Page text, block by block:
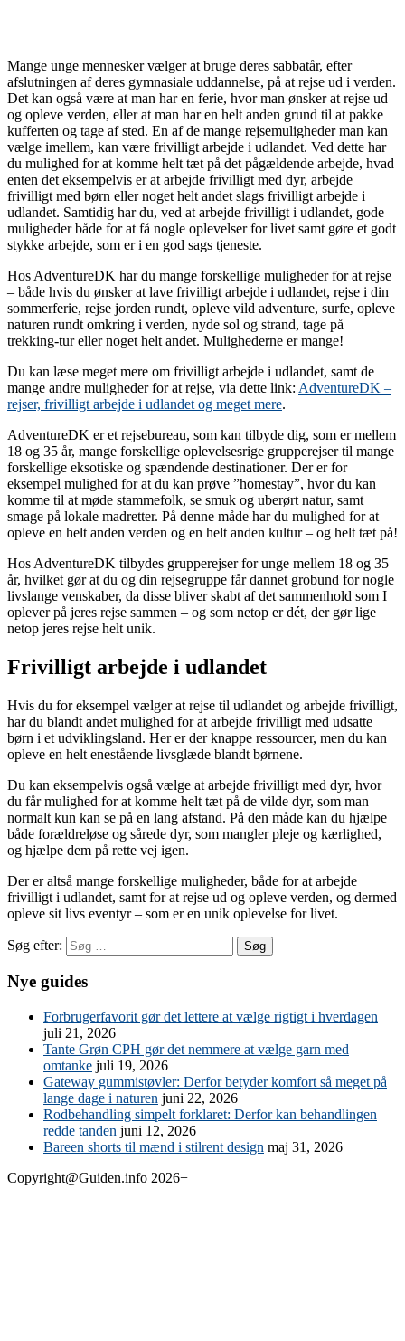
Mange unge mennesker vælger at bruge deres sabbatår, efter
afslutningen af deres gymnasiale uddannelse, på at rejse ud i verden.
Det kan også være at man har en ferie, hvor man ønsker at rejse ud
og opleve verden, eller at man har en helt anden grund til at pakke
kufferten og tage af sted. En af de mange rejsemuligheder man kan
vælge imellem, kan være frivilligt arbejde i udlandet. Ved dette har
du mulighed for at komme helt tæt på det pågældende arbejde, hvad
enten det eksempelvis er at arbejde frivilligt med dyr, arbejde
frivilligt med børn eller noget helt andet slags frivilligt arbejde i
udlandet. Samtidig har du, ved at arbejde frivilligt i udlandet, gode
muligheder både for at få nogle oplevelser for livet samt gøre et godt
stykke arbejde, som er i en god sags tjeneste.
Hos AdventureDK har du mange forskellige muligheder for at rejse
– både hvis du ønsker at lave frivilligt arbejde i udlandet, rejse i din
sommerferie, rejse jorden rundt, opleve vild adventure, surfe, opleve
naturen rundt omkring i verden, nyde sol og strand, tage på
trekking-tur eller noget helt andet. Mulighederne er mange!
Du kan læse meget mere om frivilligt arbejde i udlandet, samt de
mange andre muligheder for at rejse, via dette link: AdventureDK –
rejser, frivilligt arbejde i udlandet og meget mere.
AdventureDK er et rejsebureau, som kan tilbyde dig, som er mellem
18 og 35 år, mange forskellige oplevelsesrige grupperejser til mange
forskellige eksotiske og spændende destinationer. Der er for
eksempel mulighed for at du kan prøve ”homestay”, hvor du kan
komme til at møde stammefolk, se smuk og uberørt natur, samt
smage på lokale madretter. På denne måde har du mulighed for at
opleve en helt anden verden og en helt anden kultur – og helt tæt på!
Hos AdventureDK tilbydes grupperejser for unge mellem 18 og 35
år, hvilket gør at du og din rejsegruppe får dannet grobund for nogle
livslange venskaber, da disse bliver skabt af det sammenhold som I
oplever på jeres rejse sammen – og som netop er dét, der gør lige
netop jeres rejse helt unik.
Frivilligt arbejde i udlandet
Hvis du for eksempel vælger at rejse til udlandet og arbejde frivilligt,
har du blandt andet mulighed for at arbejde frivilligt med udsatte
børn i et udviklingsland. Her er der knappe ressourcer, men du kan
opleve en helt enestående livsglæde blandt børnene.
Du kan eksempelvis også vælge at arbejde frivilligt med dyr, hvor
du får mulighed for at komme helt tæt på de vilde dyr, som man
normalt kun kan se på en lang afstand. På den måde kan du hjælpe
både forældreløse og sårede dyr, som mangler pleje og kærlighed,
og hjælpe dem på rette vej igen.
Der er altså mange forskellige muligheder, både for at arbejde
frivilligt i udlandet, samt for at rejse ud og opleve verden, og dermed
opleve sit livs eventyr – som er en unik oplevelse for livet.
Søg efter:
Nye guides
Forbrugerfavorit gør det lettere at vælge rigtigt i hverdagen
juli 21, 2026
Tante Grøn CPH gør det nemmere at vælge garn med
omtanke juli 19, 2026
Gateway gummistøvler: Derfor betyder komfort så meget på
lange dage i naturen juni 22, 2026
Rodbehandling simpelt forklaret: Derfor kan behandlingen
redde tanden juni 12, 2026
Bareen shorts til mænd i stilrent design maj 31, 2026
Copyright@Guiden.info 2026+